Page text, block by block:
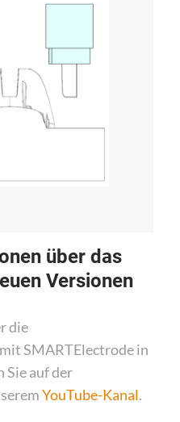
über das
Versionen
die
SMARTElectrode in
Sie auf der
YouTube-Kanal.